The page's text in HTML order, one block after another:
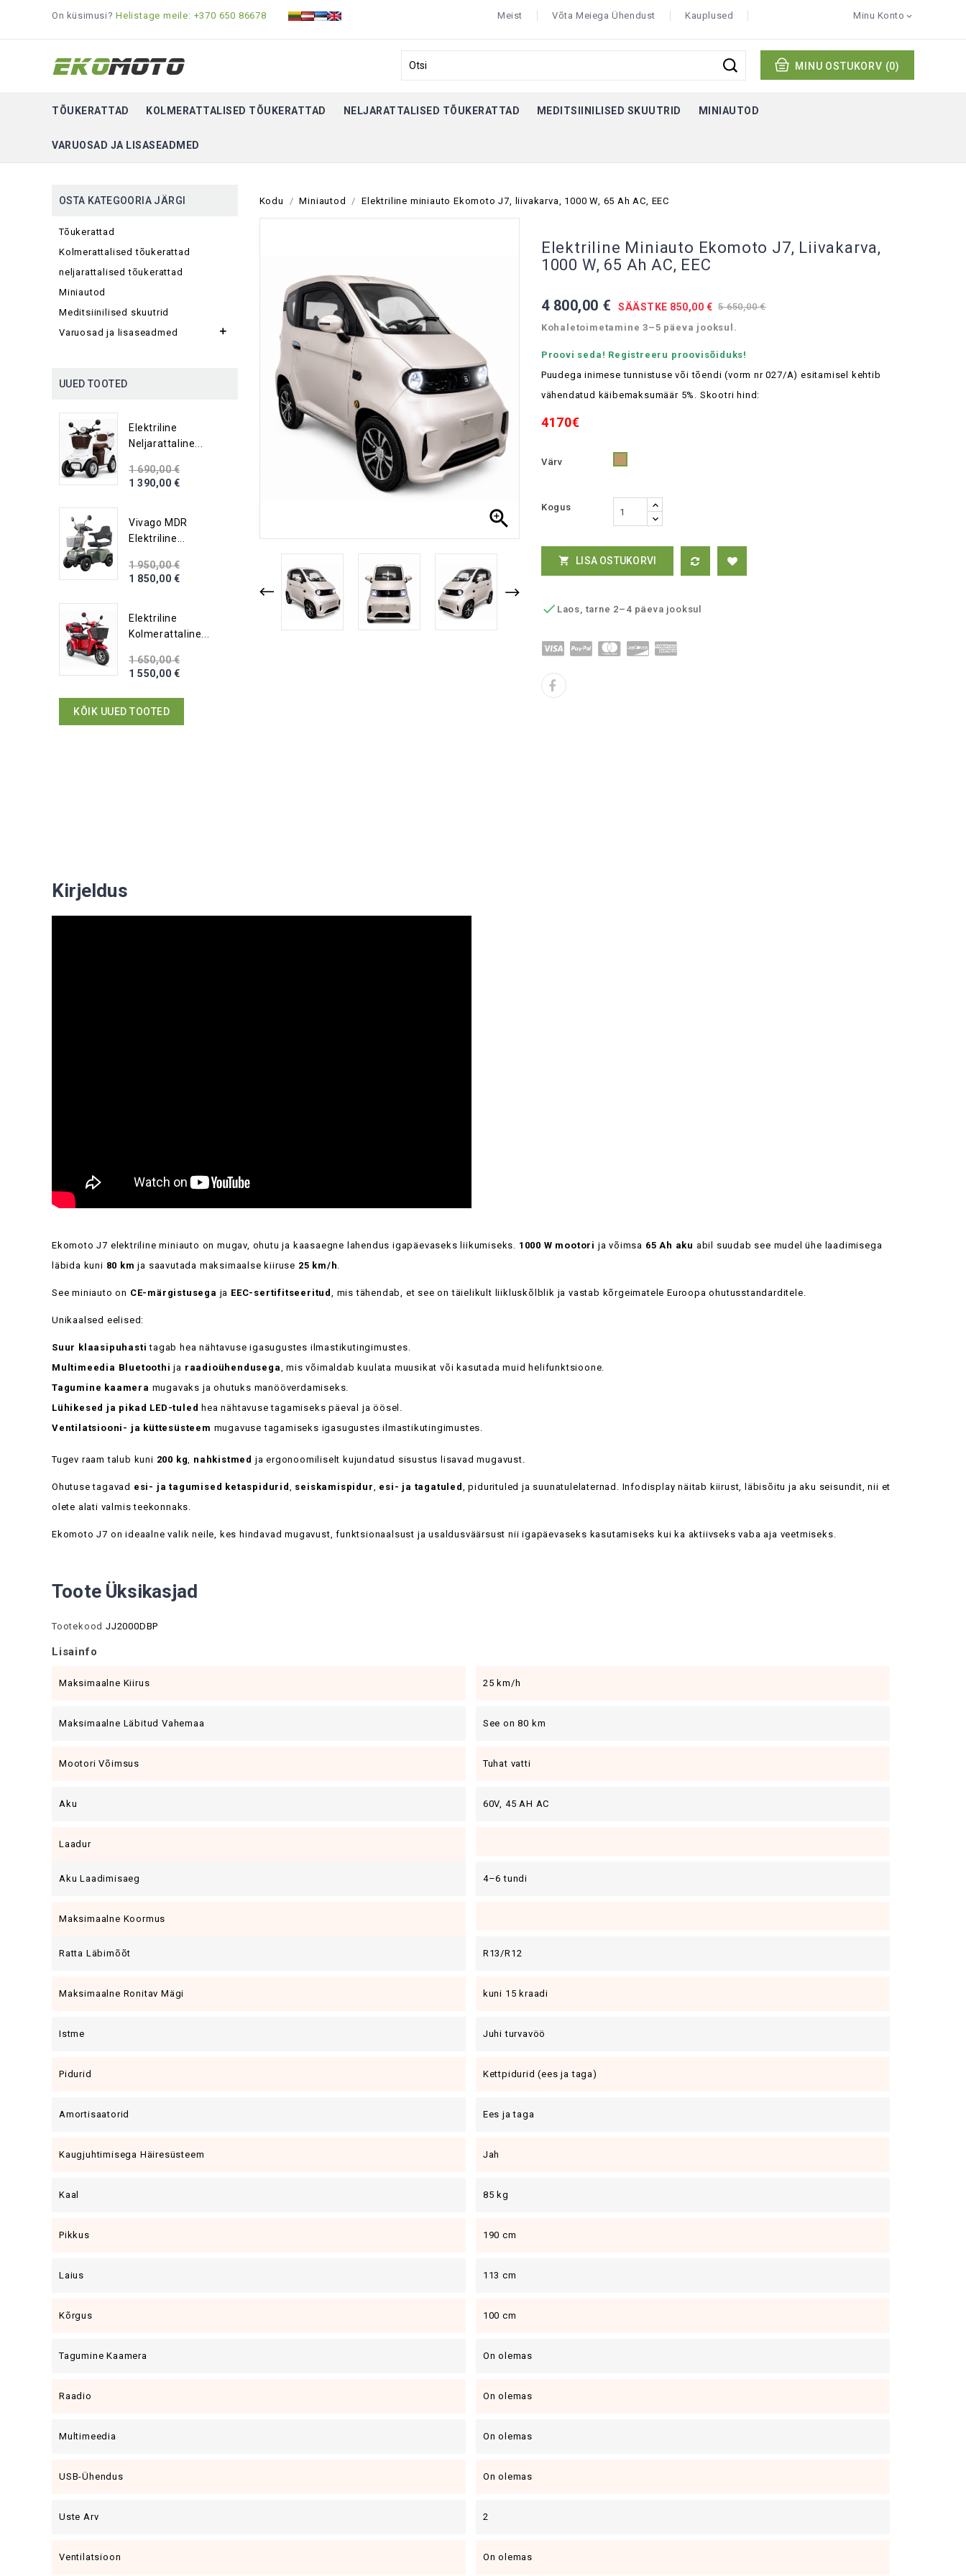
On küsimusi? Helistage meile: +370 650 86678 Minu Konto 
Meist Võta Meiega Ühendust Kauplused
MINU OSTUKORV (0)
TÕUKERATTAD KOLMERATTALISED TÕUKERATTAD NELJARATTALISED TÕUKERATTAD MEDITSIINILISED SKUUTRID MINIAUTOD
VARUOSAD JA LISASEADMED
OSTA KATEGOORIA JÄRGI
Tõukerattad
Kolmerattalised tõukerattad
neljarattalised tõukerattad
Miniautod
Meditsiinilised skuutrid
Varuosad ja lisaseadmed

UUED TOOTED
Elektriline
Neljarattaline...
1 690,00 €
1 390,00 €
Vivago MDR
Elektriline...
1 950,00 €
1 850,00 €
Elektriline
Kolmerattaline...
1 650,00 €
1 550,00 €
KÕIK UUED TOOTED
Kodu Miniautod Elektriline miniauto Ekomoto J7, liivakarva, 1000 W, 65 Ah AC, EEC

Elektriline Miniauto Ekomoto J7, Liivakarva,
1000 W, 65 Ah AC, EEC
4 800,00 € SÄÄSTKE 850,00 € 5 650,00 €
Kohaletoimetamine 3–5 päeva jooksul.
Proovi seda! Registreeru proovisõiduks!
Puudega inimese tunnistuse võitõendi (vorm nr 027/A) esitamisel kehtib
vähendatud käibemaksumäär 5%. Skootri hind:
4170€
Värv Liiv
Kogus
 LISA OSTUKORVI
 Laos, tarne 2–4 päeva jooksul
Kirjeldus
Ekomoto J7 elektriline miniauto on mugav, ohutu ja kaasaegne lahendus igapäevaseks liikumiseks. 1000 W mootori ja võimsa 65 Ah aku abil suudab see mudel ühe laadimisega
läbida kuni 80 km ja saavutada maksimaalse kiiruse 25 km/h
See miniauto on CE-märgistusega ja EEC-sertifitseeritud , mis tähendab, et see on täielikult liikluskõlblik ja vastab kõrgeimatele Euroopa ohutusstandarditele.
Unikaalsed eelised:
Suur klaasipuhasti tagab hea nähtavuse igasugustes ilmastikutingimustes.
Multimeedia Bluetoothi ja raadioühendusega , mis võimaldab kuulata muusikat või kasutada muid helifunktsioone.
Tagumine kaamera mugavaks ja ohutuks manööverdamiseks.
Lühikesed ja pikad LED-tuled hea nähtavuse tagamiseks päeval ja öösel.
Ventilatsiooni- ja küttesüsteem mugavuse tagamiseks igasugustes ilmastikutingimustes.
Tugev raam talub kuni 200 kg nahkistmed ja ergonoomiliselt kujundatud sisustus lisavad mugavust.
Ohutuse tagavad esi- ja tagumised ketaspidurid seiskamispidur esi- ja tagatuled
, pidurituled ja suunatulelaternad. Infodisplay näitab kiirust, läbisõitu ja aku seisundit, nii et
olete alati valmis teekonnaks.
Ekomoto J7 on ideaalne valik neile, kes hindavad mugavust, funktsionaalsust ja usaldusväärsust nii igapäevaseks kasutamiseks kui ka aktiivseks vaba aja veetmiseks.
Toote Üksikasjad
Tootekood JJ2000DBP
Lisainfo
Maksimaalne Kiirus 25 km/h
Maksimaalne Läbitud Vahemaa See on 80 km
Mootori Võimsus Tuhat vatti
Aku 60V, 45 AH AC
Laadur
Aku Laadimisaeg 4–6 tundi
Maksimaalne Koormus
Ratta Läbimõõt R13/R12
Maksimaalne Ronitav Mägi kuni 15 kraadi
Istme Juhi turvavöö
Pidurid Kettpidurid (ees ja taga)
Amortisaatorid Ees ja taga
Kaugjuhtimisega Häiresüsteem Jah
Kaal 85 kg
Pikkus 190 cm
Laius 113 cm
Kõrgus 100 cm
Tagumine Kaamera On olemas
Raadio On olemas
Multimeedia On olemas
USB-Ühendus On olemas
Uste Arv 2
Ventilatsioon On olemas